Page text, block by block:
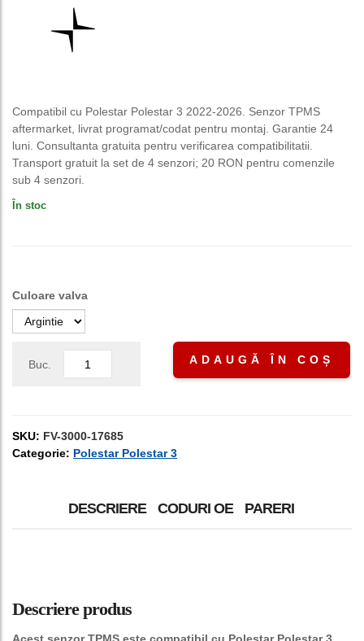
a
fost:
Compatibil cu Polestar Polestar 3 2022-2026. Senzor TPMS
aftermarket, livrat programat/codat pentru montaj. Garantie 24
luni. Consultanta gratuita pentru verificarea compatibilitatii.
Transport gratuit la set de 4 senzori; 20 RON pentru comenzile
sub 4 senzori.
În stoc
Culoare valva
Buc. ADAUGĂ ÎN COȘ
SKU: FV-3000-17685
Categorie: Polestar Polestar 3
DESCRIERE CODURI OE PARERI
Descriere produs